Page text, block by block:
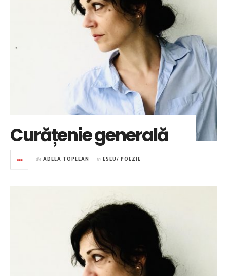
Curățenie generală
de ADELA TOPLEAN în ESEU/ POEZIE